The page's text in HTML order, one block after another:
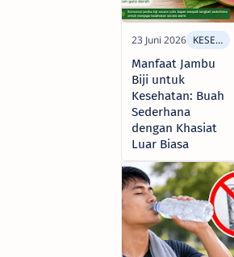
Manfaat Jambu
Biji untuk
Kesehatan: Buah
Sederhana
dengan Khasiat
Luar Biasa